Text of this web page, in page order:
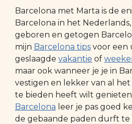
Barcelona met Marta is de
Barcelona in het
geboren en getogen
mijn Barcelona tips voor een
geslaagde vakantie of
maar ook wanneer je je in
vestigen en lekker van al het
te bieden heeft wilt
Barcelona leer je pas goed
de gebaande paden durft te